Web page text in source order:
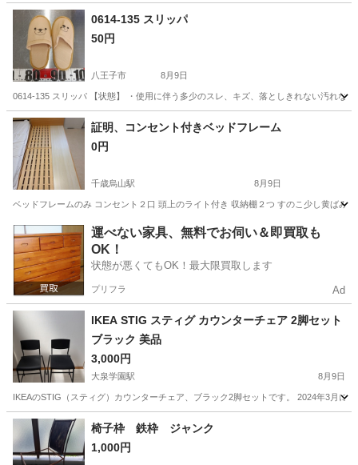
神奈川 藤沢市 0614-135 スリッパ
50円
八王子市 8月9日
0614-135 スリッパ 【状態】 ・使用に伴う多少のスレ、キズ、落としきれない汚れ
東京 八王子市 インテリア雑貨/小物 現地
証明、コンセント付きベッドフレーム
0円
千歳烏山駅 8月9日
ベッドフレームのみ コンセント２口 頭上のライト付き 収納棚２つ すのこ少し黄ばみ
東京 世田谷区 千歳烏山駅 ベッド
運べない家具、無料でお伺い＆即買取も
OK！
状態が悪くてもOK！最大限買取します
プリフラ Ad
IKEA STIG スティグ カウンターチェア 2脚セット
ブラック 美品
3,000円
大泉学園駅 8月9日
IKEAのSTIG（スティグ）カウンターチェア、ブラック2脚セットです。 2024年3月
東京 練馬区 大泉学園駅 椅子
椅子枠 鉄枠 ジャンク
1,000円